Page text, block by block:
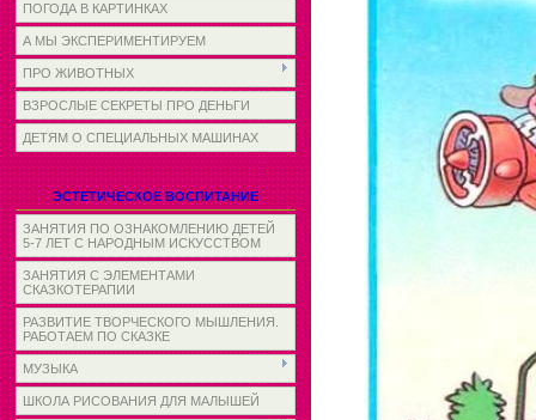
ПОГОДА В КАРТИНКАХ
А МЫ ЭКСПЕРИМЕНТИРУЕМ
ПРО ЖИВОТНЫХ
ВЗРОСЛЫЕ СЕКРЕТЫ ПРО ДЕНЬГИ
ДЕТЯМ О СПЕЦИАЛЬНЫХ МАШИНАХ
ЭСТЕТИЧЕСКОЕ ВОСПИТАНИЕ
ЗАНЯТИЯ ПО ОЗНАКОМЛЕНИЮ ДЕТЕЙ
5-7 ЛЕТ С НАРОДНЫМ ИСКУССТВОМ
ЗАНЯТИЯ С ЭЛЕМЕНТАМИ
СКАЗКОТЕРАПИИ
РАЗВИТИЕ ТВОРЧЕСКОГО МЫШЛЕНИЯ.
РАБОТАЕМ ПО СКАЗКЕ
МУЗЫКА
ШКОЛА РИСОВАНИЯ ДЛЯ МАЛЫШЕЙ